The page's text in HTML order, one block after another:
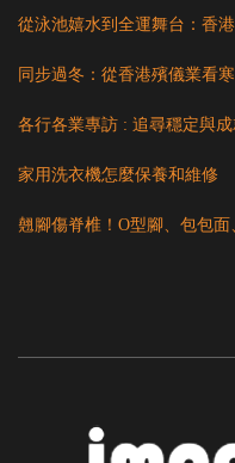
從泳池嬉水到全運舞台：香
同步過冬：從香港殯儀業看
各行各業專訪 : 追尋穩定與
家用洗衣機怎麼保養和維修
翹腳傷脊椎！O型腳、包包面